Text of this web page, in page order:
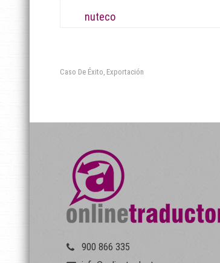
nuteco
Caso De Éxito Exportación
900 866 335